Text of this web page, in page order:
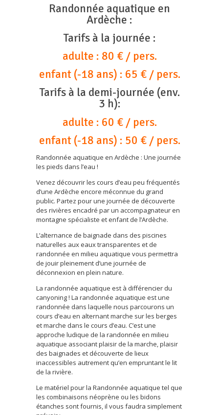
Randonnée aquatique en
Ardèche :
Tarifs à la journée :
adulte : 80 € / pers.
enfant (-18 ans) : 65 € / pers.
Tarifs à la demi-journée (env.
3 h):
adulte : 60 € / pers.
enfant (-18 ans) : 50 € / pers.
Randonnée aquatique en Ardèche : Une journée
les pieds dans l’eau !
Venez découvrir les cours d’eau peu fréquentés
d’une Ardèche encore méconnue du grand
public. Partez pour une journée de découverte
des rivières encadré par un accompagnateur en
montagne spécialiste et enfant de l’Ardèche.
L’alternance de baignade dans des piscines
naturelles aux eaux transparentes et de
randonnée en milieu aquatique vous permettra
de jouir pleinement d’une journée de
déconnexion en plein nature.
La randonnée aquatique est à différencier du
canyoning ! La randonnée aquatique est une
randonnée dans laquelle nous parcourons un
cours d’eau en alternant marche sur les berges
et marche dans le cours d’eau. C’est une
approche ludique de la randonnée en milieu
aquatique associant plaisir de la marche, plaisir
des baignades et découverte de lieux
inaccessibles autrement qu’en empruntant le lit
de la rivière.
Le matériel pour la Randonnée aquatique tel que
les combinaisons néoprène ou les bidons
étanches sont fournis, il vous faudra simplement